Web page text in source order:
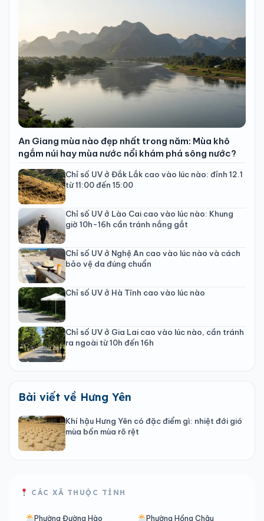
An Giang mùa nào đẹp nhất trong năm: Mùa khô
ngắm núi hay mùa nước nổi khám phá sông nước?
Chỉ số UV ở Đắk Lắk cao vào lúc nào: đỉnh 12.1
từ 11:00 đến 15:00
Chỉ số UV ở Lào Cai cao vào lúc nào: Khung
giờ 10h-16h cần tránh nắng gắt
Chỉ số UV ở Nghệ An cao vào lúc nào và cách
bảo vệ da đúng chuẩn
Chỉ số UV ở Hà Tĩnh cao vào lúc nào
Chỉ số UV ở Gia Lai cao vào lúc nào, cần tránh
ra ngoài từ 10h đến 16h
Bài viết về Hưng Yên
Khí hậu Hưng Yên có đặc điểm gì: nhiệt đới gió
mùa bốn mùa rõ rệt
CÁC XÃ THUỘC TỈNH
Phường Đường Hào Phường Hồng Châu